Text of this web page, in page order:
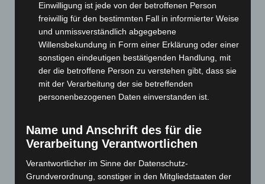
8. August 2026
A2: Zweite Turbobaustelle startet zwischen Hannover-West
und Bothfeld
8. August 2026
Niedersachsen: Feuerwehrkräfte kehren nach
Waldbrandeinsatz aus Spanien zurück
Hannover: Erste Tigermücken-Population in Niedersachsen
entdeckt
Brand im „Haus der Begegnung“ in Neuwarmbüchen schnell
Einwilligung ist jede von der betroffenen Person
freiwillig für den bestimmten Fall in informierter Weise
und unmissverständlich abgegebene
Willensbekundung in Form einer Erklärung oder einer
sonstigen eindeutigen bestätigenden Handlung, mit
der die betroffene Person zu verstehen gibt, dass sie
mit der Verarbeitung der sie betreffenden
personenbezogenen Daten einverstanden ist.
Name und Anschrift des für die
Verarbeitung Verantwortlichen
Verantwortlicher im Sinne der Datenschutz-
Grundverordnung, sonstiger in den Mitgliedstaaten der